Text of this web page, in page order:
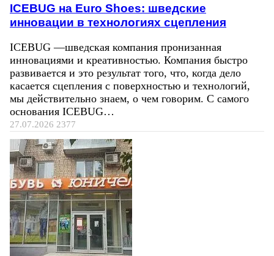
ICEBUG на Euro Shoes: шведские
инновации в технологиях сцепления
ICEBUG —шведская компания пронизанная
инновациями и креативностью. Компания быстро
развивается и это результат того, что, когда дело
касается сцепления с поверхностью и технологий,
мы действительно знаем, о чем говорим. С самого
основания ICEBUG…
27.07.2026 2377